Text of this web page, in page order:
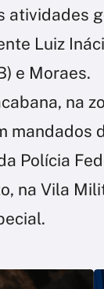
atividades
Luiz
e Moraes.
na
mandados
Polícia
na Vila